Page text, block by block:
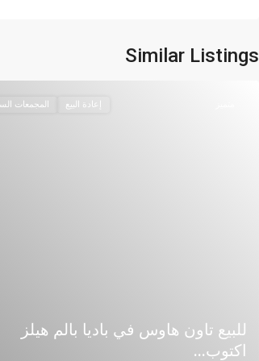
Similar Listings
إعادة البيع المجمعات
للبيع تاون هاوس في باديا بالم هيلز
اكتوب...